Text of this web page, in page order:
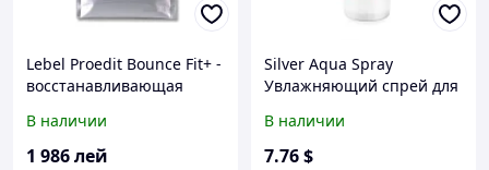
Lebel Proedit Bounce Fit+ -
восстанавливающая
поврежденных, сухих,
ломких волос, 1000 мл
В наличии
1 986лей
Silver Aqua Spray
Увлажняющий спрей для
чувствительной кожи
В наличии
7.76$